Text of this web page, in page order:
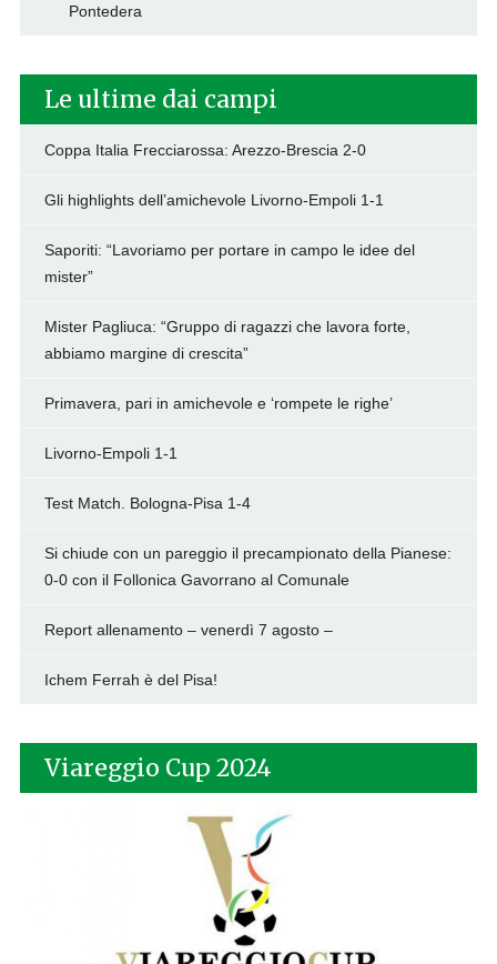
Pontedera
Le ultime dai campi
Coppa Italia Frecciarossa: Arezzo-Brescia 2-0
Gli highlights dell’amichevole Livorno-Empoli 1-1
Saporiti: “Lavoriamo per portare in campo le idee del
mister”
Mister Pagliuca: “Gruppo di ragazzi che lavora forte,
abbiamo margine di crescita”
Primavera, pari in amichevole e ‘rompete le righe’
Livorno-Empoli 1-1
Test Match. Bologna-Pisa 1-4
Si chiude con un pareggio il precampionato della Pianese:
0-0 con il Follonica Gavorrano al Comunale
Report allenamento – venerdì 7 agosto –
Ichem Ferrah è del Pisa!
Viareggio Cup 2024